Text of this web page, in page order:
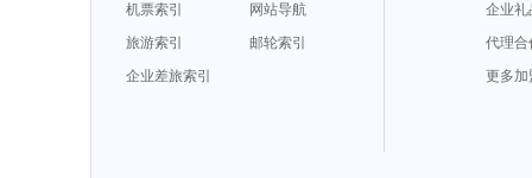
机票索引
网站导航
旅游索引
邮轮索引
企业差旅索引
企业礼
代理合
更多加